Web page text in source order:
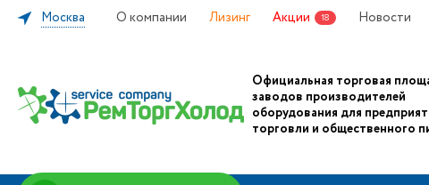
Москва О компании Лизинг Акции 18 Новости
Официальная торговая
заводов производителей
оборудования для
торговли и общественного